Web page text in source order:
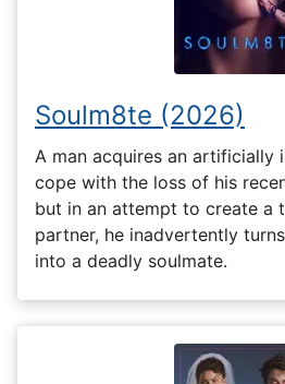
Soulm8te (2026)
A man acquires an artificially
cope with the loss of his
but in an attempt to create a
partner, he inadvertently
into a deadly soulmate.